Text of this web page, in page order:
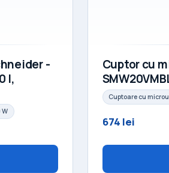
-
l,
W
Cuptor cu
Cuptoare cu
674 lei